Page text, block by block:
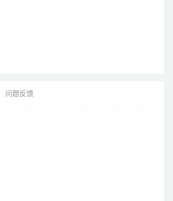
问题反馈